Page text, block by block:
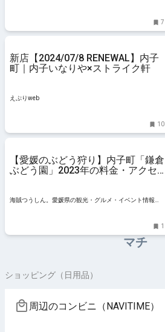
7
新店【2024/07/8 RENEWAL】内子
町｜内子いなりや×ストライク軒
えぷりweb
10
【愛媛のぶどう狩り】内子町「鎌倉
ぶどう園」2023年の料金・アクセ
海賊つうしん。愛媛県の観光・グルメ・イベント情報サ
1
マチ
ショッピング（日用品）
周辺のコンビニ（NAVITIME）